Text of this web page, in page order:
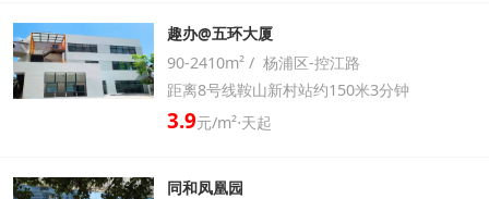
趣办@五环大厦
90-2410m² / 杨浦区-控江路
距离8号线鞍山新村站约150米3分钟
3.9元/m²⋅天起
同和凤凰园